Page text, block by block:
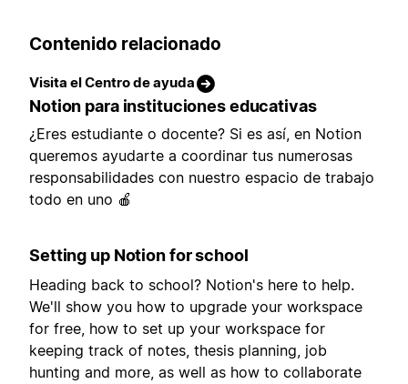
Contenido relacionado
Visita el Centro de ayuda
Notion para instituciones educativas
¿Eres estudiante o docente? Si es así, en Notion
queremos ayudarte a coordinar tus numerosas
responsabilidades con nuestro espacio de trabajo
todo en uno 🍎
Setting up Notion for school
Heading back to school? Notion's here to help.
We'll show you how to upgrade your workspace
for free, how to set up your workspace for
keeping track of notes, thesis planning, job
hunting and more, as well as how to collaborate